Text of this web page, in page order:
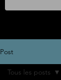
Post
Tous les posts